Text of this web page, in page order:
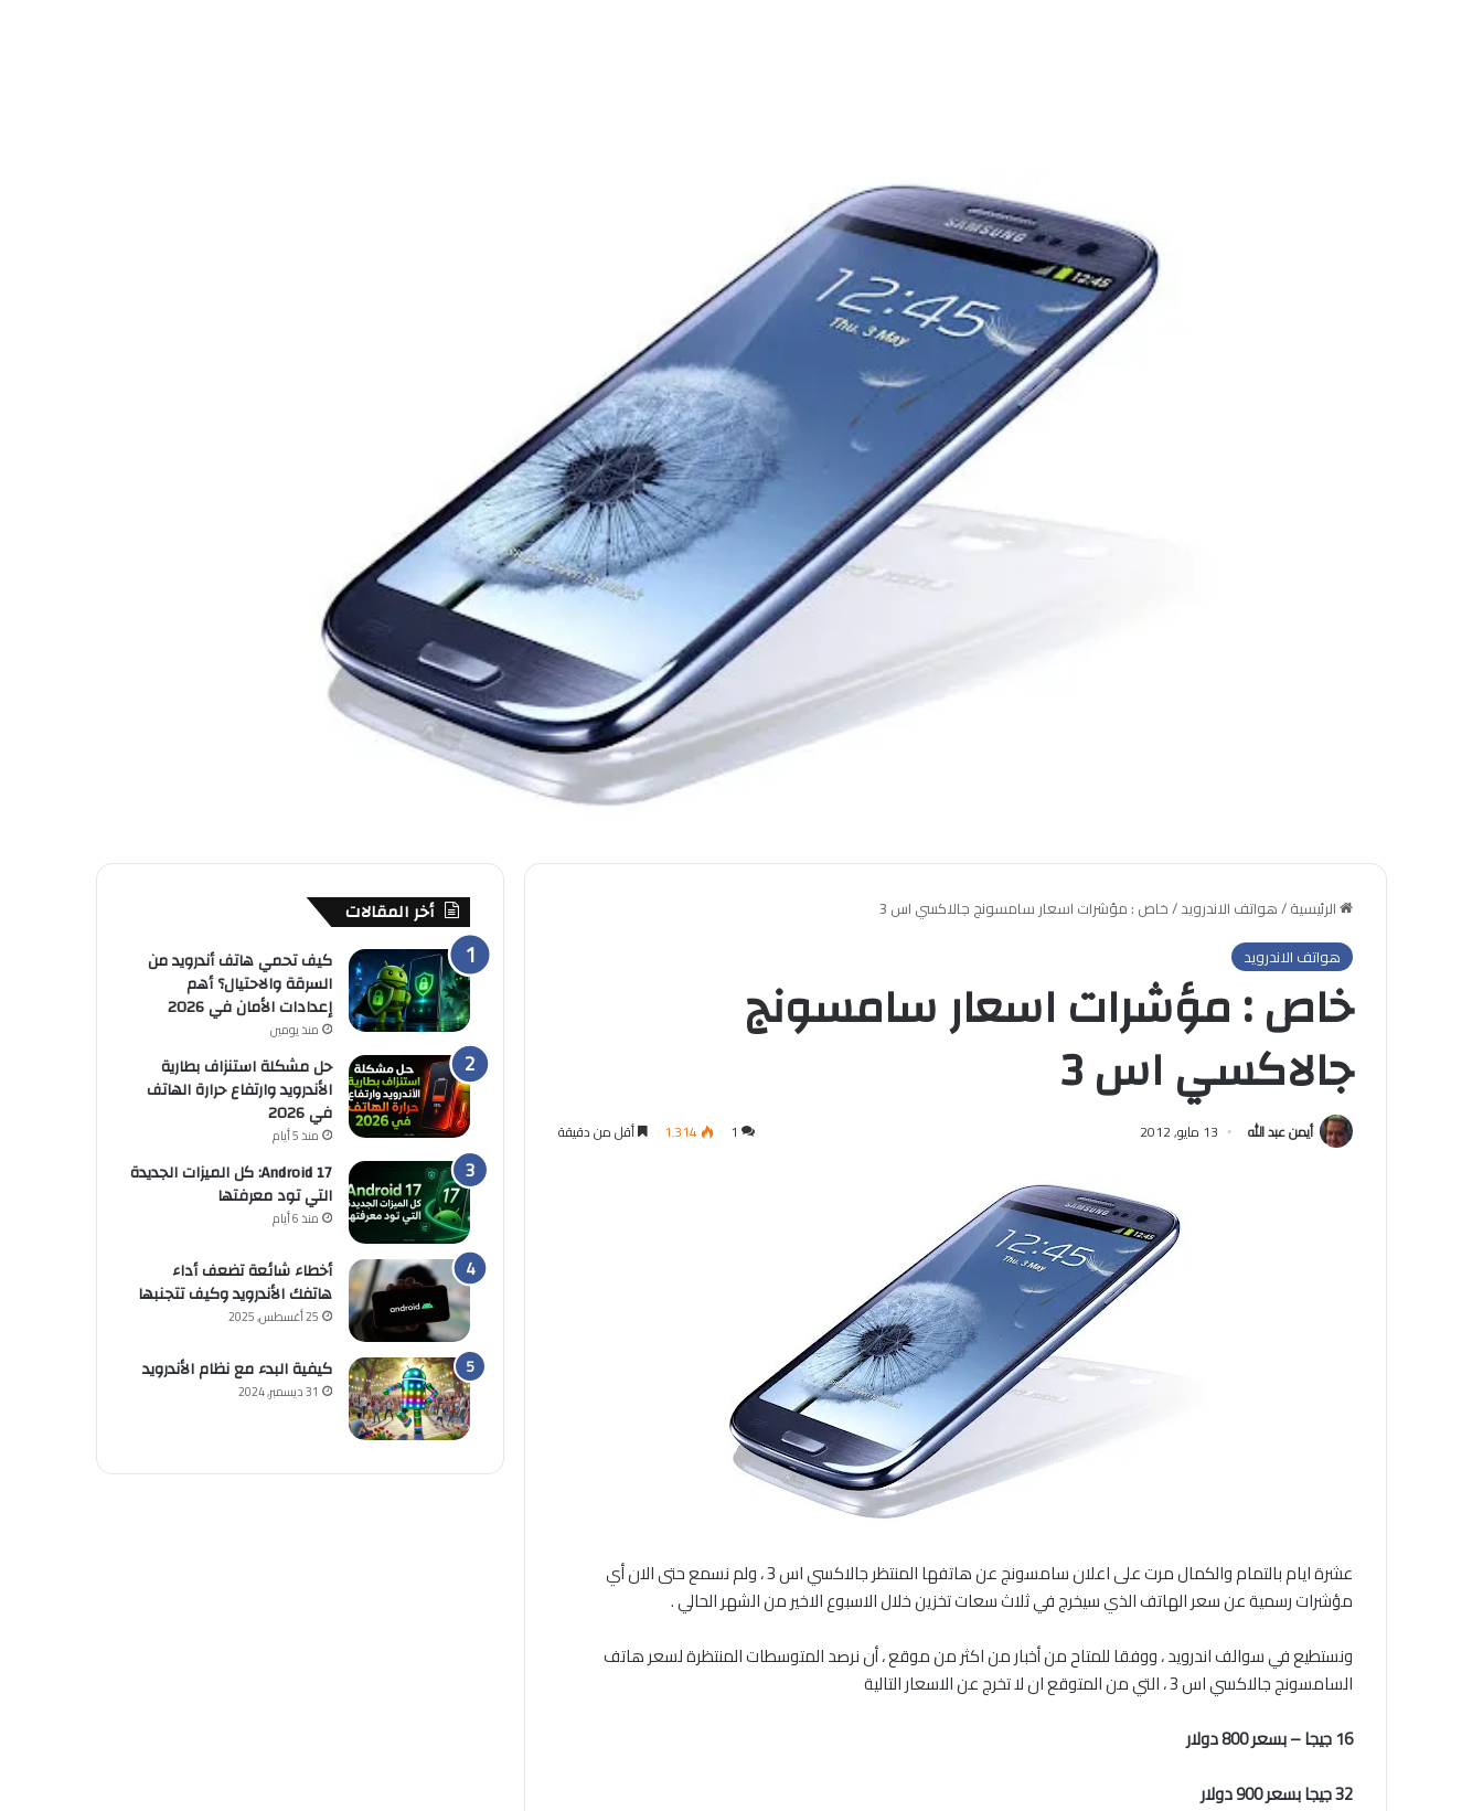
الرئيسية/هواتف الاندرويد/خاص : مؤشرات اسعار سامسونج جالاكسي اس 3
هواتف الاندرويد
خاص : مؤشرات اسعار سامسونج
جالاكسي اس 3
أيمن عبد الله 13 مايو, 2012 1 1٬314 أقل من دقيقة
عشرة ايام بالتمام والكمال مرت على اعلان سامسونج عن هاتفها المنتظر جالاكسي اس 3 ، ولم نسمع حتى الان أي
مؤشرات رسمية عن سعر الهاتف الذي سيخرج في ثلاث سعات تخزين خلال الاسبوع الاخير من الشهر الحالي .
ونستطيع في سوالف اندرويد ، ووفقا للمتاح من أخبار من اكثر من موقع ، أن نرصد المتوسطات المنتظرة لسعر هاتف
السامسونج جالاكسي اس 3 ، التي من المتوقع ان لا تخرج عن الاسعار التالية
16 جيجا – بسعر 800 دولار
32 جيجا بسعر 900 دولار
أخر المقالات
كيف تحمي هاتف أندرويد من
السرقة والاحتيال؟ أهم
إعدادات الأمان في 2026
منذ يومين
حل مشكلة استنزاف بطارية
الأندرويد وارتفاع حرارة الهاتف
في 2026
منذ 5 أيام
Android 17: كل الميزات الجديدة
التي تود معرفتها
منذ 6 أيام
أخطاء شائعة تضعف أداء
هاتفك الأندرويد وكيف تتجنبها
25 أغسطس, 2025
كيفية البدء مع نظام الأندرويد
31 ديسمبر, 2024